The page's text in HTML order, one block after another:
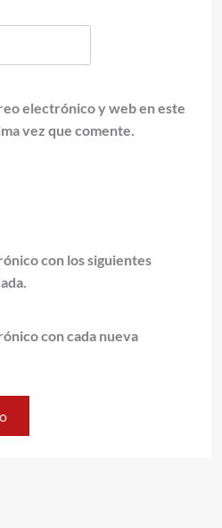
electrónico y web en este
vez que comente.
con los siguientes
con cada nueva